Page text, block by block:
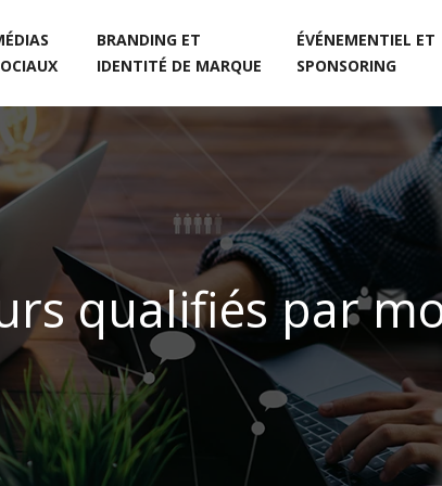
BRANDING ET
IDENTITÉ DE MARQUE
ÉVÉNEMENTIEL ET
SPONSORING
qualifiés par